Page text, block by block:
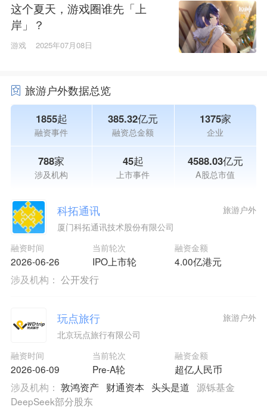
这个夏天，游戏圈谁先「上
岸」？
游戏 2025年07月08日
旅游户外数据总览
1855起
融资事件
385.32亿元
融资总金额
1375家
企业
788家
涉及机构
45起
上市事件
4588.03亿元
A股总市值
科拓通讯
厦门科拓通讯技术股份有限公司
融资时间
2026-06-26
当前轮次
IPO上市轮
融资金额
4.00亿港元
旅游户外
涉及机构： 公开发行
玩点旅行
北京玩点旅行有限公司
融资时间
2026-06-09
当前轮次
Pre-A轮
融资金额
超亿人民币
旅游户外
涉及机构： 敦鸿资产 财通资本 头头是道 源铄基金
DeepSeek部分股东